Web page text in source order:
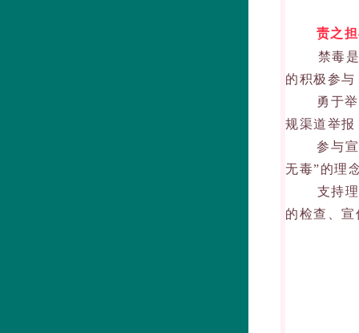
责之
禁毒是一
的积极参与
勇于举报
规渠道举
参与宣传
无毒”的理
支持理解
的检查、